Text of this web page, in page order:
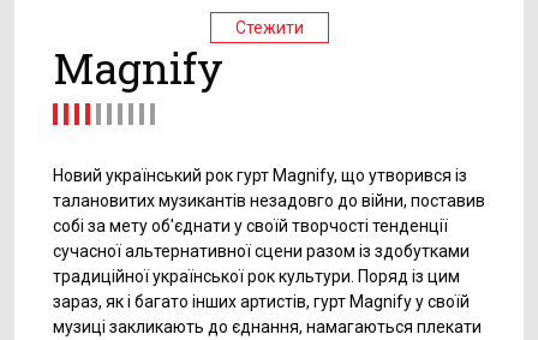
Стежити
Magnify
Новий український рок гурт Magnify, що утворився із
талановитих музикантів незадовго до війни, поставив
собі за мету об'єднати у своїй творчості тенденції
сучасної альтернативної сцени разом із здобутками
традиційної української рок культури. Поряд із цим
зараз, як і багато інших артистів, гурт Magnify у своїй
музиці закликають до єднання, намагаються плекати